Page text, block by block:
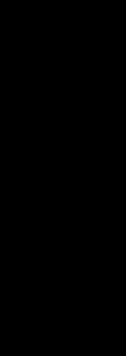
быстрый ответ
Рекомендую всем, кто
а доставка была в
Результат на высоте,